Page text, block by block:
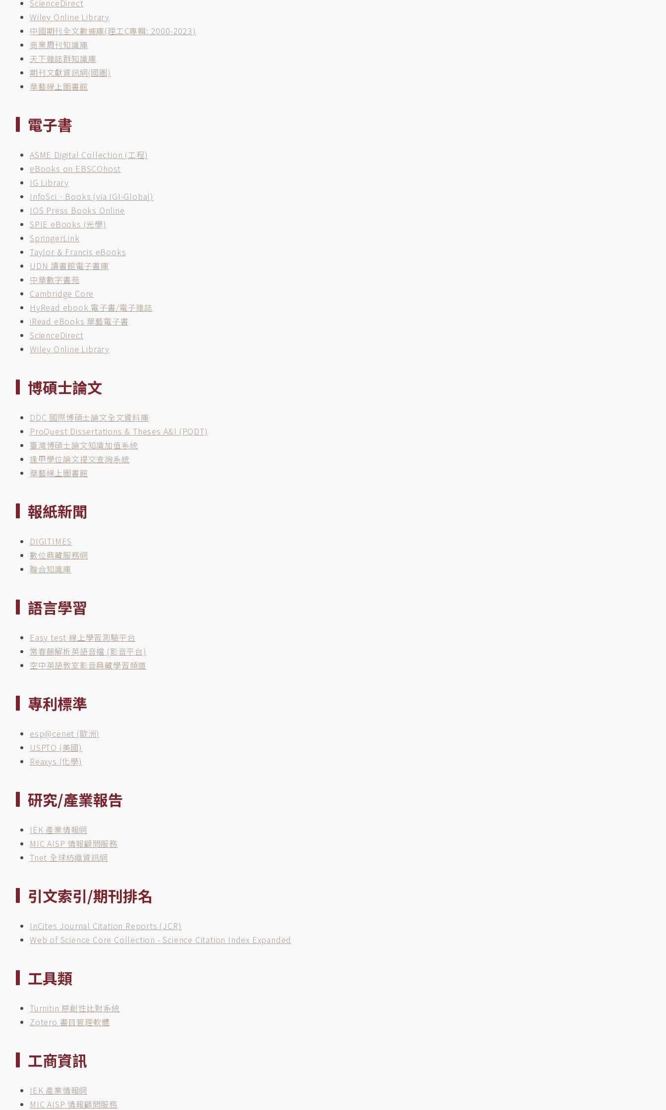
ScienceDirect
Wiley Online Library
中國期刊全文數據庫(理工C專輯: 2000-2023)
商業周刊知識庫
天下雜誌群知識庫
期刊文獻資訊網(國圖)
華藝線上圖書館
電子書
ASME Digital Collection (工程)
eBooks on EBSCOhost
IG Library
InfoSci‐Books (via IGI-Global)
IOS Press Books Online
SPIE eBooks (光學)
SpringerLink
Taylor & Francis eBooks
UDN 讀書館電子書庫
中華數字書苑
Cambridge Core
HyRead ebook 電子書/電子雜誌
iRead eBooks 華藝電子書
ScienceDirect
Wiley Online Library
博碩士論文
DDC 國際博碩士論文全文資料庫
ProQuest Dissertations & Theses A&I (PQDT)
臺灣博碩士論文知識加值系統
逢甲學位論文提交查詢系統
華藝線上圖書館
報紙新聞
DIGITIMES
數位典藏服務網
聯合知識庫
語言學習
Easy test 線上學習測驗平台
常春藤解析英語音檔 (影音平台)
空中英語教室影音典藏學習頻道
專利標準
esp@cenet (歐洲)
USPTO (美國)
Reaxys (化學)
研究/產業報告
IEK 產業情報網
MIC AISP 情報顧問服務
Tnet 全球紡織資訊網
引文索引/期刊排名
InCites Journal Citation Reports (JCR)
Web of Science Core Collection - Science Citation Index Expanded
工具類
Turnitin 原創性比對系統
Zotero 書目管理軟體
工商資訊
IEK 產業情報網
MIC AISP 情報顧問服務